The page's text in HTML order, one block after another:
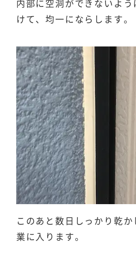
内部に空洞ができないよう
けて、均一にならします。
このあと数日しっかり乾
業に入ります。